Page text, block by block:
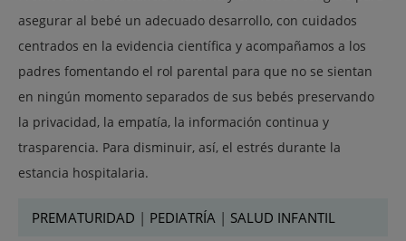
asegurar al bebé un adecuado desarrollo, con cuidados
centrados en la evidencia científica y acompañamos a los
padres fomentando el rol parental para que no se sientan
en ningún momento separados de sus bebés preservando
la privacidad, la empatía, la información continua y
trasparencia. Para disminuir, así, el estrés durante la
estancia hospitalaria.
PREMATURIDAD | PEDIATRÍA | SALUD INFANTIL